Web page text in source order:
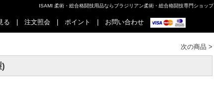
ISAMI 柔術・総合格闘技用品ならブラジリアン柔術・総合格闘技専門ショップ
る 注文照会 ポイント お問い合わせ
次の商品 >
)